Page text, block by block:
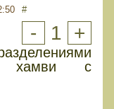
#
- 1 +
хамви с